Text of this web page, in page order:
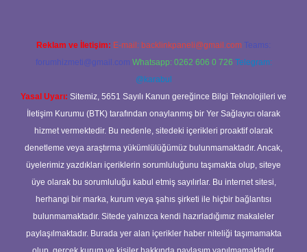
Reklam ve İletişim: E-mail: backlinkpaneli@gmail.com Teams:
forumhizmeti@gmail.com Whatsapp: 0262 606 0 726 Telegram:
@karabul
Yasal Uyarı: Sitemiz, 5651 Sayılı Kanun gereğince Bilgi Teknolojileri ve
İletişim Kurumu (BTK) tarafından onaylanmış bir Yer Sağlayıcı olarak
hizmet vermektedir. Bu nedenle, sitedeki içerikleri proaktif olarak
denetleme veya araştırma yükümlülüğümüz bulunmamaktadır. Ancak,
üyelerimiz yazdıkları içeriklerin sorumluluğunu taşımakta olup, siteye
üye olarak bu sorumluluğu kabul etmiş sayılırlar. Bu internet sitesi,
herhangi bir marka, kurum veya şahıs şirketi ile hiçbir bağlantısı
bulunmamaktadır. Sitede yalnızca kendi hazırladığımız makaleler
paylaşılmaktadır. Burada yer alan içerikler haber niteliği taşımamakta